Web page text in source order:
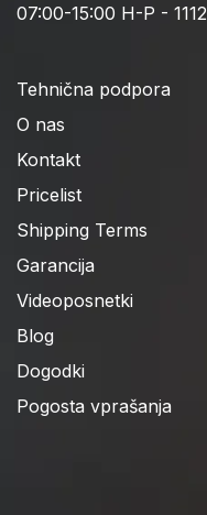
07:00-15:00 H-P -
Tehnična podpora
O nas
Kontakt
Pricelist
Shipping Terms
Garancija
Videoposnetki
Blog
Dogodki
Pogosta vprašanja